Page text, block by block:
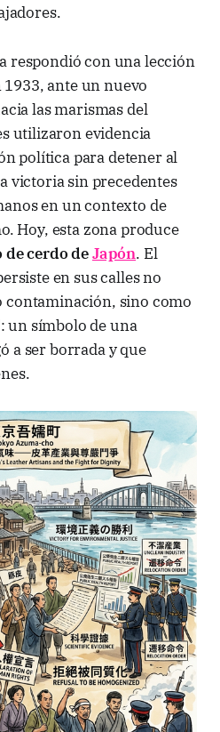
respondió con una lección
ante un nuevo
las marismas del
utilizaron evidencia
política para detener al
victoria sin precedentes
en un contexto de
Hoy, esta zona produce
de cerdo deJapón. El
en sus calles no
contaminación, sino como
un símbolo de una
a ser borrada y que